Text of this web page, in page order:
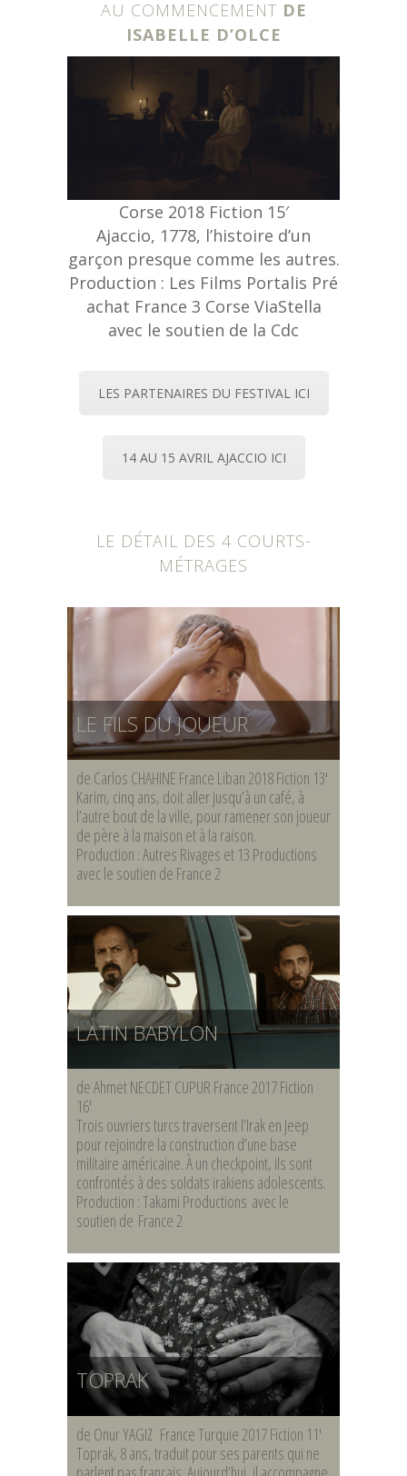
AU COMMENCEMENT DE
ISABELLE D’OLCE
Corse 2018 Fiction 15′
Ajaccio, 1778, l’histoire d’un
garçon presque comme les autres.
Production : Les Films Portalis Pré
achat France 3 Corse ViaStella
avec le soutien de la Cdc
LES PARTENAIRES DU FESTIVAL ICI
14 AU 15 AVRIL AJACCIO ICI
LE DÉTAIL DES 4 COURTS-
MÉTRAGES
LE FILS DU JOUEUR
de Carlos CHAHINE France Liban 2018 Fiction 13′
Karim, cinq ans, doit aller jusqu’à un café, à
l’autre bout de la ville, pour ramener son joueur
de père à la maison et à la raison.
Production : Autres Rivages et 13 Productions
avec le soutien de France 2
LATIN BABYLON
de Ahmet NECDET CUPUR France 2017 Fiction
16′
Trois ouvriers turcs traversent l’Irak en Jeep
pour rejoindre la construction d’une base
militaire américaine. À un checkpoint, ils sont
confrontés à des soldats irakiens adolescents.
Production : Takami Productions avec le
soutien de France 2
TOPRAK
de Onur YAGIZ France Turquie 2017 Fiction 11′
Toprak, 8 ans, traduit pour ses parents qui ne